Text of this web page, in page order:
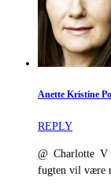
Anette Kristine
REPLY
@ Charlotte
fugten vil være